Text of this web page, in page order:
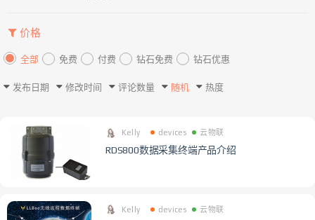
价格
全部 免费 付费 钻石免费 钻石优惠
发布日期 修改时间 评论数量 随机 热度
Kelly devices 云物联
RDS800数据采集终端产品介绍
Kelly devices 云物联